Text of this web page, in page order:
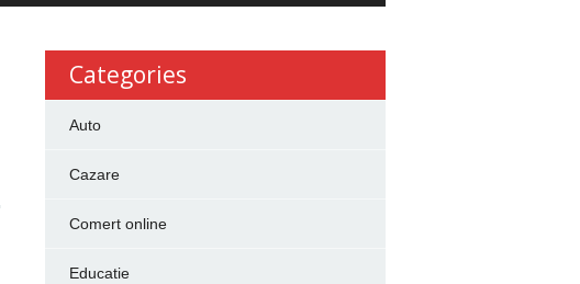
Categories
Auto
Cazare
Comert online
Educatie